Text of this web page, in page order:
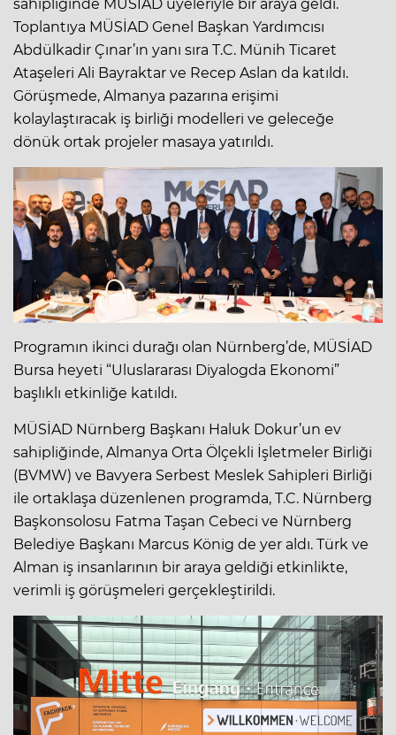
sahipliğinde MÜSİAD üyeleriyle bir araya geldi.
Toplantıya MÜSİAD Genel Başkan Yardımcısı
Abdülkadir Çınar’ın yanı sıra T.C. Münih Ticaret
Ataşeleri Ali Bayraktar ve Recep Aslan da katıldı.
Görüşmede, Almanya pazarına erişimi
kolaylaştıracak iş birliği modelleri ve geleceğe
dönük ortak projeler masaya yatırıldı.
Programın ikinci durağı olan Nürnberg’de, MÜSİAD
Bursa heyeti “Uluslararası Diyalogda Ekonomi”
başlıklı etkinliğe katıldı.
MÜSİAD Nürnberg Başkanı Haluk Dokur’un ev
sahipliğinde, Almanya Orta Ölçekli İşletmeler Birliği
(BVMW) ve Bavyera Serbest Meslek Sahipleri Birliği
ile ortaklaşa düzenlenen programda, T.C. Nürnberg
Başkonsolosu Fatma Taşan Cebeci ve Nürnberg
Belediye Başkanı Marcus König de yer aldı. Türk ve
Alman iş insanlarının bir araya geldiği etkinlikte,
verimli iş görüşmeleri gerçekleştirildi.